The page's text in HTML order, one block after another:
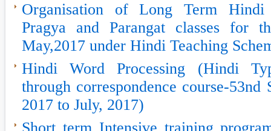
Organisation of Long Term Hindi
Pragya and Parangat classes for
May,2017 under Hindi Teaching
Hindi Word Processing (Hindi
through correspondence course-53nd
2017 to July, 2017)